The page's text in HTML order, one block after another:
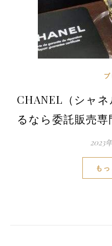
CHANEL（シャ
るなら委託販売専
2023
も